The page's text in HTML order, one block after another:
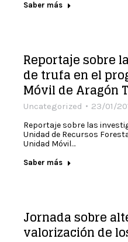
Saber más
Reportaje sobre
de trufa en el
Móvil de Aragón
Uncategorized 23/01/
Reportaje sobre las
Unidad de Recursos
Unidad Móvil…
Saber más
Jornada sobre
valorización de